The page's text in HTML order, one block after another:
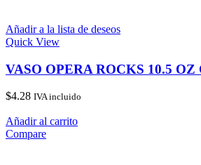
Añadir a la lista de deseos
Quick View
VASO OPERA ROCKS 10.5 OZ
$4.28 IVA incluido
Añadir al carrito
Compare